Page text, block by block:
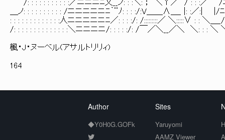
/: : : : : : : : : : :／ニニニﾆ乂__ノ: : :＼: ； ＼Υ／ / : : :
＿ノ: : : : : : : : : : /ニニニニニﾆ｀¨ﾉ: : : :/:V＿＿∧＿_ |: :／:| |/
: : : : : : : : : : : : :人ニニニニニﾆ／: : : :/: /:::::::::／ ＼:::::∨ : : ＼＿
/: : : : : : : : : : : : : :＼ニニニニ/: : : : :/: /￣／＼__／＼ ＼: : : ＼
楓・J・ヌーベル(アサルトリリィ)
164
Author
◆Y0H0G.GOFk
Sites
Yaruyomi
AAMZ Viewer